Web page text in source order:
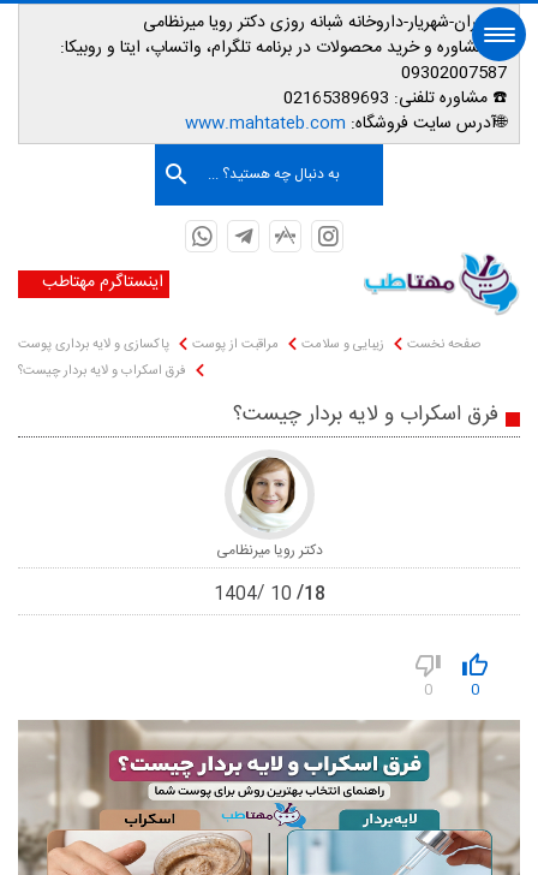
📌تهران-شهریار-داروخانه شبانه روزی دکتر رویا میرنظامی
📱مشاوره و خرید محصولات در برنامه تلگرام، واتساپ، ایتا و روبیکا:
09302007587
☎️ مشاوره تلفنی:
🌐آدرس سایت فروشگاه: www.mahtateb.com
به دنبال چه هستید؟ ...
اینستاگرم مهتاطب
صفحه نخست زیبایی و سلامت مراقبت از پوست
پاکسازی و لایه برداری پوست
فرق اسکراب و لایه بردار چیست؟
فرق اسکراب و لایه بردار چیست؟
دکتر رویا میرنظامی
18
10
1404
0
0